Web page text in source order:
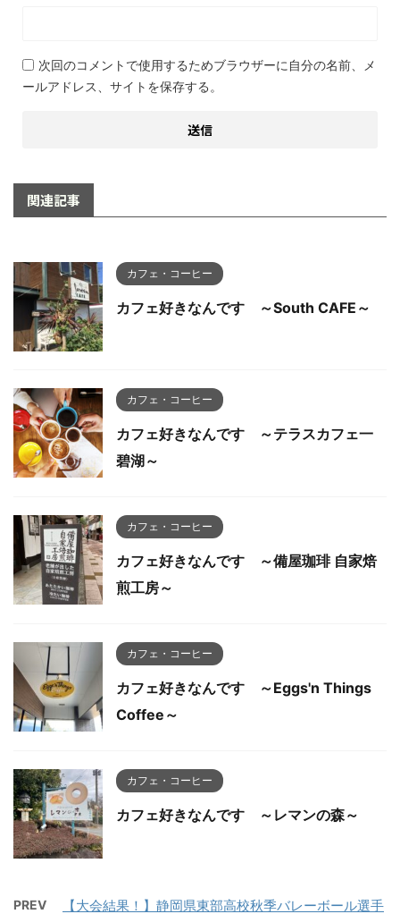
次回のコメントで使用するためブラウザーに自分の名前、メ
ールアドレス、サイトを保存する。
関連記事
カフェ・コーヒー
カフェ好きなんです ～South CAFE～
カフェ・コーヒー
カフェ好きなんです ～テラスカフェ一
碧湖～
カフェ・コーヒー
カフェ好きなんです ～備屋珈琲 自家焙
煎工房～
カフェ・コーヒー
カフェ好きなんです ～Eggs'n Things
Coffee～
カフェ・コーヒー
カフェ好きなんです ～レマンの森～
PREV
【大会結果！】静岡県東部高校秋季バレーボール選手